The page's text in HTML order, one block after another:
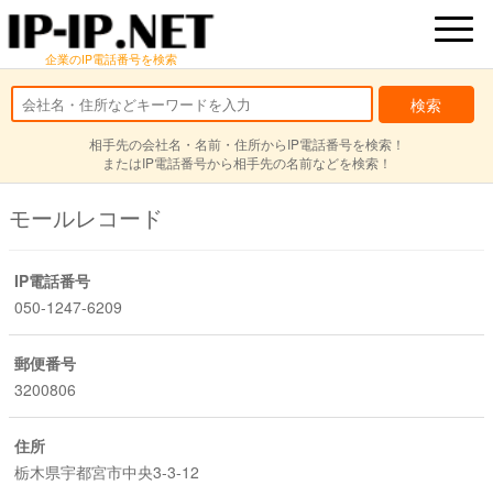
企業のIP電話番号を検索
相手先の会社名・名前・住所からIP電話番号を検索！
またはIP電話番号から相手先の名前などを検索！
モールレコード
IP電話番号
050-1247-6209
郵便番号
3200806
住所
栃木県宇都宮市中央3-3-12